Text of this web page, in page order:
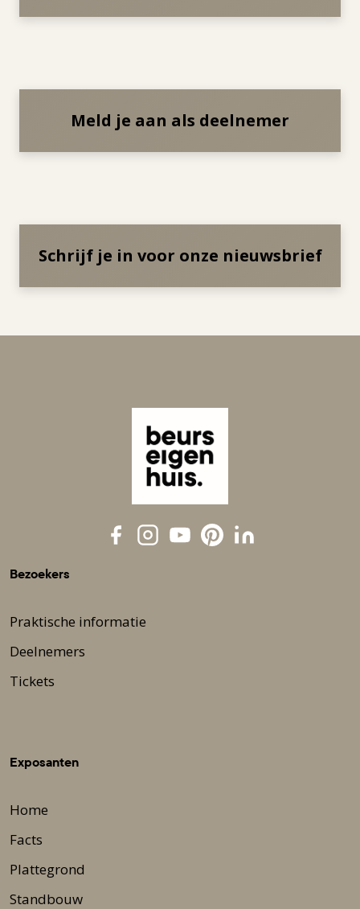
Meld je aan als deelnemer
Schrijf je in voor onze nieuwsbrief
Bezoekers
Praktische informatie
Deelnemers
Tickets
Exposanten
Home
Facts
Plattegrond
Standbouw